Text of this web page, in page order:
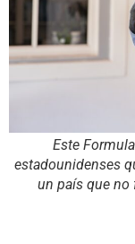
Este
estadounidenses
un país que no